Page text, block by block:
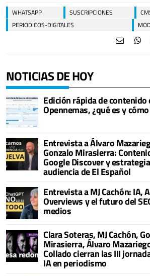
WHATSAPP SUSCRIPCIONES
PERIODICOS-DIGITALES
NOTICIAS DE HOY
Edición rápida de contenido
Opennemas, ¿qué es y
Entrevista a Álvaro
Gonzalo Mirasierra:
Google Discover y
audiencia de El Español
Entrevista a MJ Cachón: IA,
Overviews y el futuro del
medios
Clara Soteras, MJ Cachón,
Mirasierra, Álvaro
Collado cierran las III
IA en periodismo